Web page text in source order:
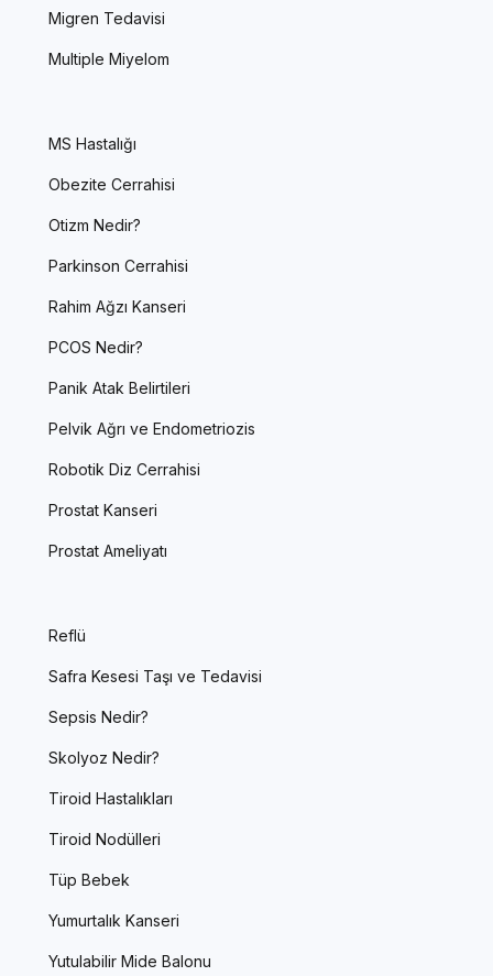
Migren Tedavisi
Multiple Miyelom
MS Hastalığı
Obezite Cerrahisi
Otizm Nedir?
Parkinson Cerrahisi
Rahim Ağzı Kanseri
PCOS Nedir?
Panik Atak Belirtileri
Pelvik Ağrı ve Endometriozis
Robotik Diz Cerrahisi
Prostat Kanseri
Prostat Ameliyatı
Reflü
Safra Kesesi Taşı ve Tedavisi
Sepsis Nedir?
Skolyoz Nedir?
Tiroid Hastalıkları
Tiroid Nodülleri
Tüp Bebek
Yumurtalık Kanseri
Yutulabilir Mide Balonu